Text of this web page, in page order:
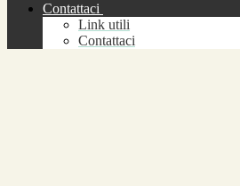
Contattaci
Link utili
Contattaci